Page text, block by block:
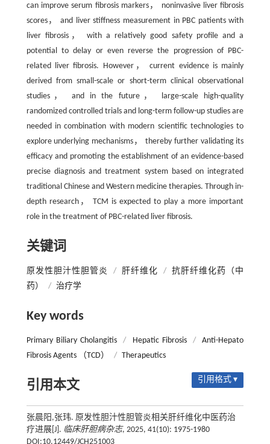
can improve serum fibrosis markers， noninvasive liver fibrosis
scores， and liver stiffness measurement in PBC patients with
liver fibrosis， with a relatively good safety profile and a
potential to delay or even reverse the progression of PBC-
related liver fibrosis. However， current evidence is mainly
derived from small-scale or short-term clinical observational
studies， and in the future， large-scale high-quality
randomized controlled trials and long-term follow-up studies are
needed in combination with modern scientific technologies to
explore underlying mechanisms， thereby further validating its
efficacy and promoting the establishment of an evidence-based
precise diagnosis and treatment system based on integrated
traditional Chinese and Western medicine therapies. Through in-
depth research， TCM is expected to play a more important
role in the treatment of PBC-related liver fibrosis.
关键词
原发性胆汁性胆管炎 / 肝纤维化 /
抗肝纤维化药（中
药）
/ 治疗学
Key words
Primary Biliary Cholangitis / Hepatic Fibrosis /
Anti-Hepato
Fibrosis Agents （TCD）
/ Therapeutics
引用本文 引用格式 ▾
张晨阳,张玮. 原发性胆汁性胆管炎相关肝纤维化中医药治
疗进展[J]. 临床肝胆病杂志, 2025, 41(10): 1975-1980
DOI:10.12449/JCH251003